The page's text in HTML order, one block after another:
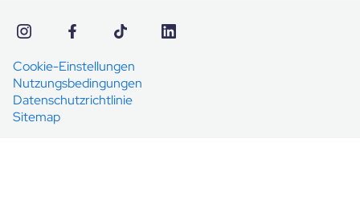
Cookie-Einstellungen
Nutzungsbedingungen
Datenschutzrichtlinie
Sitemap